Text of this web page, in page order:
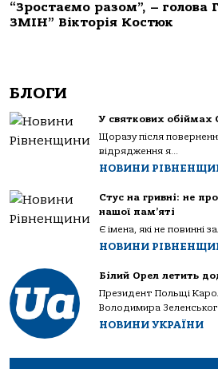
“Зростаємо разом”, – голова
ЗМІН” Вікторія Костюк
БЛОГИ
У святкових обіймах
Щоразу після
відрядження я...
НОВИНИ
Стус на гривні: не
нашої пам’яті
Є імена, які не повинні
НОВИНИ
Білий Орел летить
Президент Польщі
Володимира
НОВИНИ УКРАЇНИ